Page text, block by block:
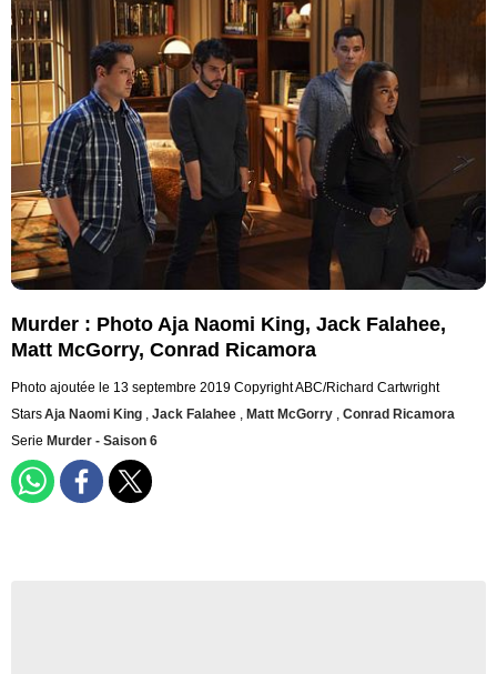
Murder : Photo Aja Naomi King, Jack Falahee,
Matt McGorry, Conrad Ricamora
Photo ajoutée le 13 septembre 2019 Copyright ABC/Richard Cartwright
StarsAja Naomi King , Jack Falahee , Matt McGorry , Conrad Ricamora
Serie Murder - Saison 6